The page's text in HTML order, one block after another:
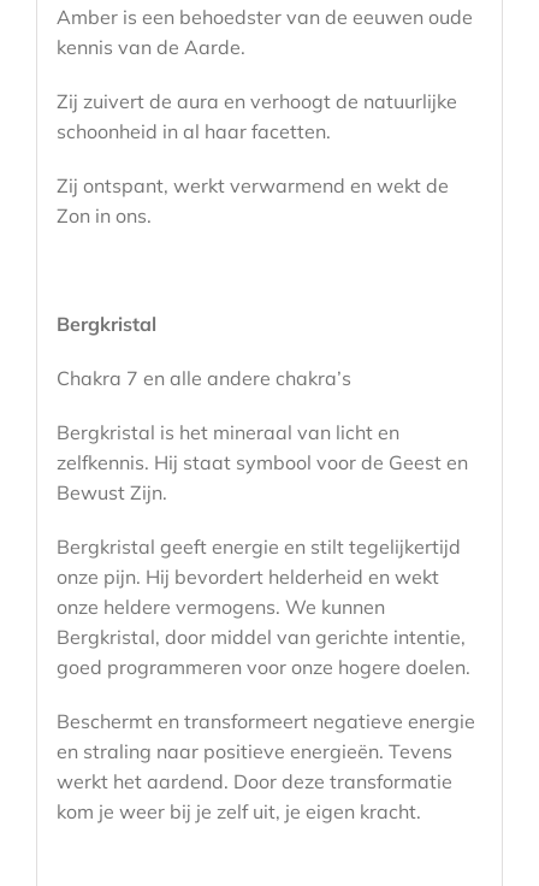
Amber is een behoedster van de eeuwen oude
kennis van de Aarde.
Zij zuivert de aura en verhoogt de natuurlijke
schoonheid in al haar facetten.
Zij ontspant, werkt verwarmend en wekt de
Zon in ons.
Bergkristal
Chakra 7 en alle andere chakra’s
Bergkristal is het mineraal van licht en
zelfkennis. Hij staat symbool voor de Geest en
Bewust Zijn.
Bergkristal geeft energie en stilt tegelijkertijd
onze pijn. Hij bevordert helderheid en wekt
onze heldere vermogens. We kunnen
Bergkristal, door middel van gerichte intentie,
goed programmeren voor onze hogere doelen.
Beschermt en transformeert negatieve energie
en straling naar positieve energieën. Tevens
werkt het aardend. Door deze transformatie
kom je weer bij je zelf uit, je eigen kracht.